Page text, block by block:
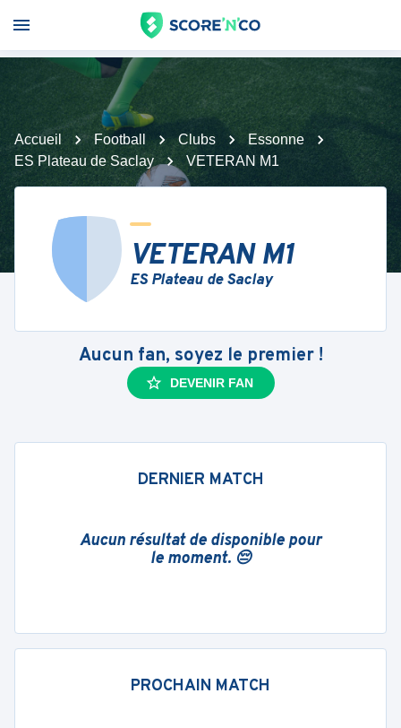
Accueil Football Clubs
Essonne
ES Plateau de Saclay
VETERAN M1
VETERAN M1
ES Plateau de Saclay
Aucun fan, soyez le premier !
DEVENIR FAN
DERNIER MATCH
Aucun résultat de disponible pour
le moment. 😔
PROCHAIN MATCH